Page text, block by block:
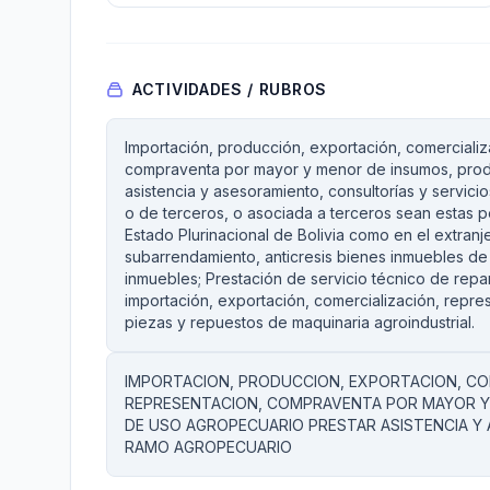
ACTIVIDADES / RUBROS
Importación, producción, exportación,
compraventa por mayor y menor de insumos,
asistencia y asesoramiento, consultorías y
o de terceros, o asociada a terceros sean estas
Estado Plurinacional de Bolivia como en el
subarrendamiento, anticresis bienes inmuebles
inmuebles; Prestación de servicio técnico de
importación, exportación, comercialización,
piezas y repuestos de maquinaria agroindustrial.
IMPORTACION, PRODUCCION, EXPORTACION,
REPRESENTACION, COMPRAVENTA POR
DE USO AGROPECUARIO PRESTAR ASISTENCIA
RAMO AGROPECUARIO